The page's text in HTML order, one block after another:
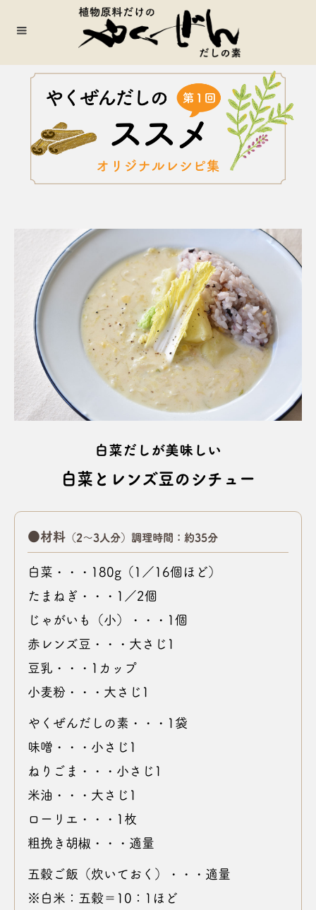
白菜だしが美味しい
白菜とレンズ豆のシチュー
●材料 （2～3人分）調理時間：約35分
白菜・・・180g（1／16個ほど）
たまねぎ・・・1／2個
じゃがいも（小）・・・1個
赤レンズ豆・・・大さじ1
豆乳・・・1カップ
小麦粉・・・大さじ1
やくぜんだしの素・・・1袋
味噌・・・小さじ1
ねりごま・・・小さじ1
米油・・・大さじ1
ローリエ・・・1枚
粗挽き胡椒・・・適量
五穀ご飯（炊いておく）・・・適量
※白米：五穀＝10：1ほど